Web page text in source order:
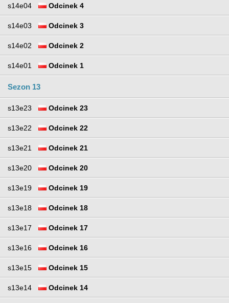
s14e04 Odcinek 4
s14e03 Odcinek 3
s14e02 Odcinek 2
s14e01 Odcinek 1
Sezon 13
s13e23 Odcinek 23
s13e22 Odcinek 22
s13e21 Odcinek 21
s13e20 Odcinek 20
s13e19 Odcinek 19
s13e18 Odcinek 18
s13e17 Odcinek 17
s13e16 Odcinek 16
s13e15 Odcinek 15
s13e14 Odcinek 14